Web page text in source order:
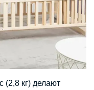
(2,8 кг) делают